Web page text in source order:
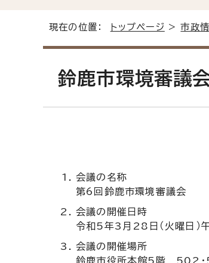
現在の位置： トップページ >市政
鈴鹿市環境審議
会議の名称
第6回鈴鹿市環境審議会
会議の開催日時
令和5年3月28日（火曜日
会議の開催場所
鈴鹿市役所本館5階 502・